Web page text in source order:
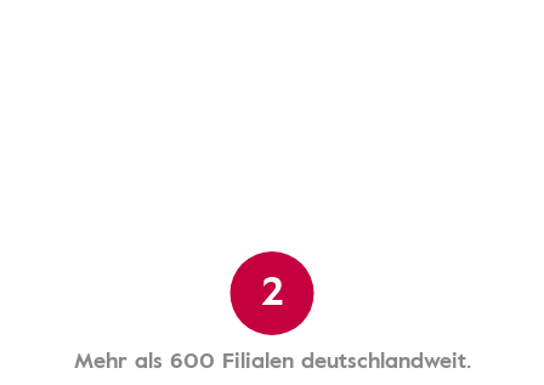
2
Mehr als 600 Filialen deutschlandweit.